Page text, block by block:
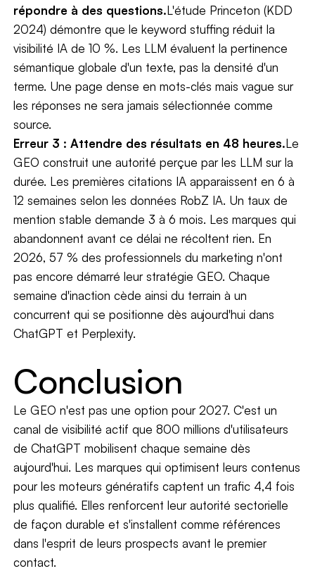
répondre à des questions.L'étude Princeton (KDD
2024) démontre que le keyword stuffing réduit la
visibilité IA de 10 %. Les LLM évaluent la pertinence
sémantique globale d'un texte, pas la densité d'un
terme. Une page dense en mots-clés mais vague sur
les réponses ne sera jamais sélectionnée comme
source.
Erreur 3 : Attendre des résultats en 48 heures.Le
GEO construit une autorité perçue par les LLM sur la
durée. Les premières citations IA apparaissent en 6 à
12 semaines selon les données RobZ IA. Un taux de
mention stable demande 3 à 6 mois. Les marques qui
abandonnent avant ce délai ne récoltent rien. En
2026, 57 % des professionnels du marketing n'ont
pas encore démarré leur stratégie GEO. Chaque
semaine d'inaction cède ainsi du terrain à un
concurrent qui se positionne dès aujourd'hui dans
ChatGPT et Perplexity.
Conclusion
Le GEO n'est pas une option pour 2027. C'est un
canal de visibilité actif que 800 millions d'utilisateurs
de ChatGPT mobilisent chaque semaine dès
aujourd'hui. Les marques qui optimisent leurs contenus
pour les moteurs génératifs captent un trafic 4,4 fois
plus qualifié. Elles renforcent leur autorité sectorielle
de façon durable et s'installent comme références
dans l'esprit de leurs prospects avant le premier
contact.